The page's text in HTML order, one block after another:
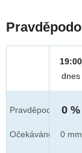
Pravděpod.
Očekáváno
19:00
dnes
0 %
0 mm